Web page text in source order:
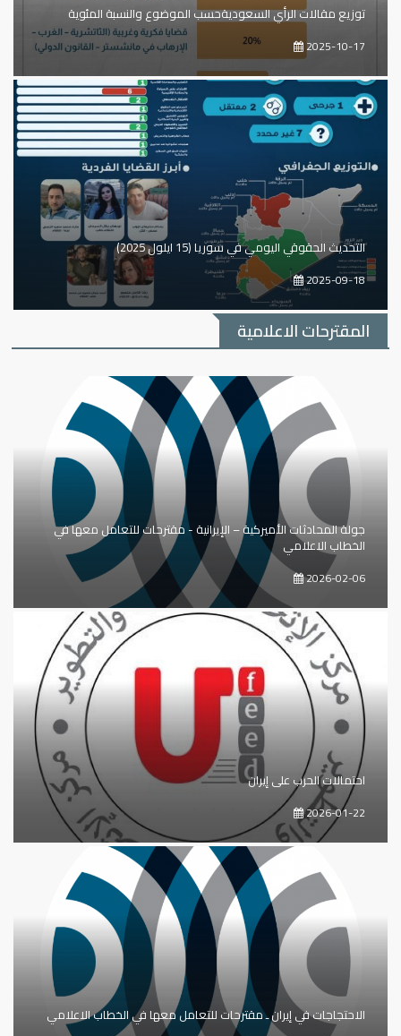
توزيع مقالات الرأي السعوديةحسب الموضوع والنسبة المئوية
2025-10-17
التحديث الحقوقي اليومي في سوريا (15 ايلول 2025)
2025-09-18
المقترحات الاعلامية
جولة المحادثات الأميركية – الإيرانية - مقترحات للتعامل معها في
الخطاب الاعلامي
2026-02-06
احتمالات الحرب على إيران
2026-01-22
الاحتجاجات في إيران ـ مقترحات للتعامل معها في الخطاب الاعلامي